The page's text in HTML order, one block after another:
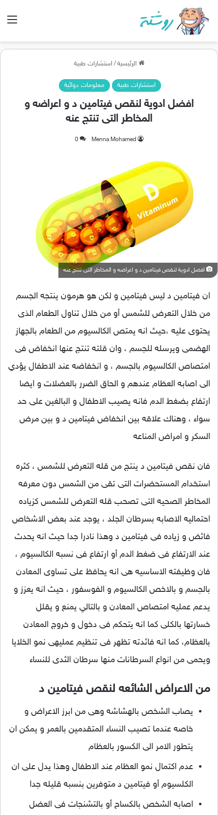
الرئيسية / استشارات طبية
استشارات طبية معلومات دوائية
افضل ادوية لنقص فيتامين د و اعراضه و
المخاطر التى تنتج عنه
Menna Mohamed
0
افضل ادوية لنقص فيتامين د و اعراضه و المخاطر التى تنتج عنه
ان فيتامين د ليس فيتامين و لكن هو هرمون ينتجه الجسم
من خلال التعرض للشمس أو من خلال تناول الطعام الذى
يحتوى عليه ،حيث انه يمتص الكالسيوم من الطعام بالجهاز
الهضمى ويرسله للجسم ، وان قلته تنتج عنها انخفاض فى
امتصاص الكالسيوم بالجسم ، و انخفاضه عند الاطفال يؤدي
الى اصابه العظام عندهم و الحاق الضرر بالعضلات و ايضا
ارتفاع بضغط الدم فانه يصيب الاطفال و البالغين على حد
سواء ، وهناك علاقه بين انخفاض فيتامين د و بين مرض
السكر و امراض المناعه
فان نقص فيتامين د ينتج من قله التعرض للشمس ، كثره
استخدام المستحضرات التى تقى من الشمس دون معرفه
المخاطر الصحيه التى تصحب قله التعرض للشمس كزياده
احتماليه الاصابه بسرطان الجلد ، يوجد عند بعض الاشخاص
فائض و زياده فى فيتامين د وهذا نادرا جدا حيث انه يحدث
عند الارتفاع فى ضغط الدم أو ارتفاع فى نسبه الكالسيوم ،
فان وظيفته الاساسيه هى انه يحافظ على تساوى المعادن
بالجسم و بالاخص الكالسيوم و الفوسفور ، حيث انه يعزز و
يدعم عمليه امتصاص المعادن و بالتالي يمنع و يقلل
خسارتها بالكلى كما انه يتحكم فى دخول و خروج المعادن
بالعظام، كما انه فائدته تظهر فى تنظيم عمليهى نمو الخلايا
ويحمى من انواع السرطانات منها سرطان الثدى للنساء
من الاعراض الشائعه لنقص فيتامين د
يصاب الشخص بالهشاشه وهى من ابرز الاعراض و
خاصه عندما تصيب النساء المتقدمين بالعمر و يمكن ان
يتطور الامر الى الكسور بالعظام
عدم اكتمال نمو العظام عند الاطفال وهذا يدل على ان
الكلسيوم أو فيتامين د متوفرين بنسبه قليله جدا
اصابه الشخص بالكساح أو بالتشنجات فى العضل